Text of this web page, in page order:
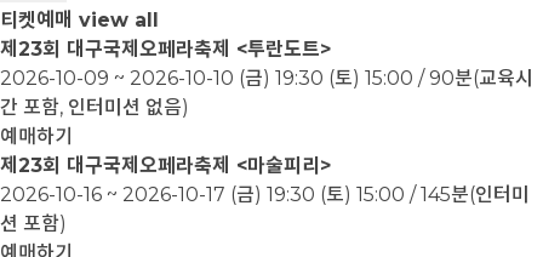
티켓예매 view all
제23회 대구국제오페라축제 <투란도트>
2026-10-09 ~ 2026-10-10 (금) 19:30 (토) 15:00 / 90분(교육시
간 포함, 인터미션 없음)
예매하기
제23회 대구국제오페라축제 <마술피리>
2026-10-16 ~ 2026-10-17 (금) 19:30 (토) 15:00 / 145분(인터미
션 포함)